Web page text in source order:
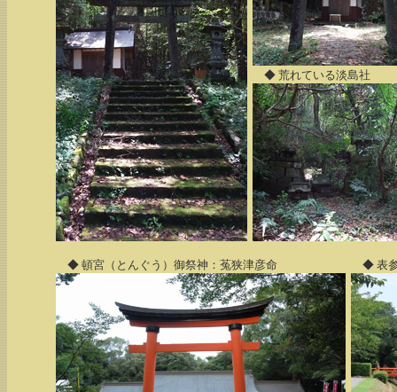
◆ 荒れている淡島社
◆ 頓宮（とんぐう）御祭神：菟狭津彦命 ◆ 表参